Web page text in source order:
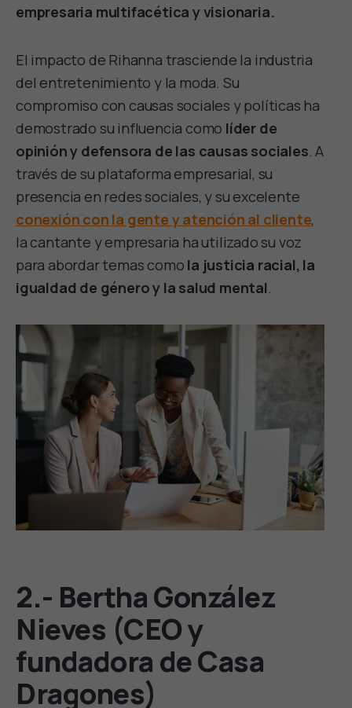
empresaria multifacética y visionaria.
El impacto de Rihanna trasciende la industria
del entretenimiento y la moda. Su
compromiso con causas sociales y políticas ha
demostrado su influencia como líder de
opinión y defensora de las causas sociales. A
través de su plataforma empresarial, su
presencia en redes sociales, y su excelente
conexión con la gente y atención al cliente,
la cantante y empresaria ha utilizado su voz
para abordar temas como la justicia racial, la
igualdad de género y la salud mental.
2.- Bertha González
Nieves (CEO y
fundadora de Casa
Dragones)